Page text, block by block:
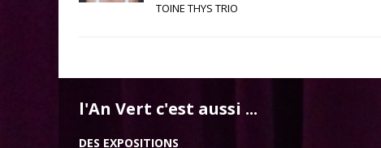
TOINE THYS TRIO
l'An Vert c'est aussi ...
DES EXPOSITIONS